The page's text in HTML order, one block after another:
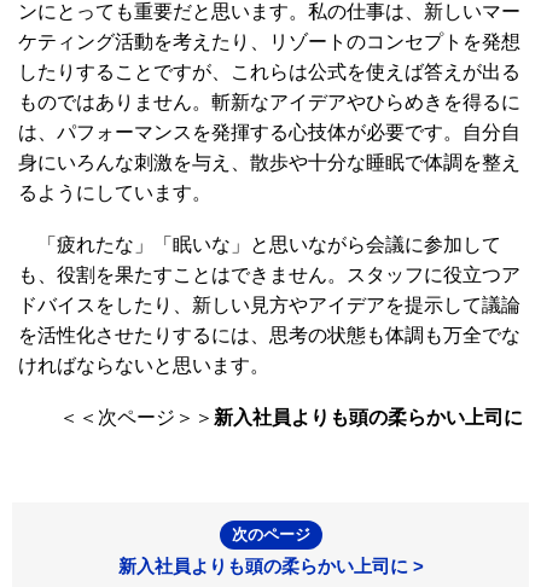
ンにとっても重要だと思います。私の仕事は、新しいマー
ケティング活動を考えたり、リゾートのコンセプトを発想
したりすることですが、これらは公式を使えば答えが出る
ものではありません。斬新なアイデアやひらめきを得るに
は、パフォーマンスを発揮する心技体が必要です。自分自
身にいろんな刺激を与え、散歩や十分な睡眠で体調を整え
るようにしています。
「疲れたな」「眠いな」と思いながら会議に参加して
も、役割を果たすことはできません。スタッフに役立つア
ドバイスをしたり、新しい見方やアイデアを提示して議論
を活性化させたりするには、思考の状態も体調も万全でな
ければならないと思います。
＜＜次ページ＞＞ 新入社員よりも頭の柔らかい上司に
次のページ
新入社員よりも頭の柔らかい上司に >